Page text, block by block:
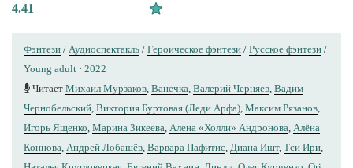
4.41
Фэнтези / Аудиоспектакль / Героическое фэнтези / Русское фэнтези /
Young adult · 2022
Читает Михаил Мурзаков Ванечка Валерий Черняев Вадим
Чернобельский Виктория Буртовая (Леди Арфа) Максим Рязанов
Игорь Ященко Марина Зикеева Алена «Холли» Андронова Алёна
Коннова Андрей Лобашёв Варвара Пафитис Диана Ишт, Тси Ири